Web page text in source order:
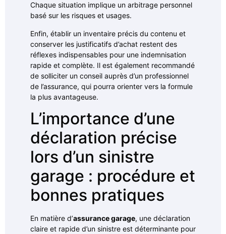
Chaque situation implique un arbitrage personnel
basé sur les risques et usages.
Enfin, établir un inventaire précis du contenu et
conserver les justificatifs d’achat restent des
réflexes indispensables pour une indemnisation
rapide et complète. Il est également recommandé
de solliciter un conseil auprès d’un professionnel
de l’assurance, qui pourra orienter vers la formule
la plus avantageuse.
L’importance d’une
déclaration précise
lors d’un sinistre
garage : procédure et
bonnes pratiques
En matière d’assurance garage, une déclaration
claire et rapide d’un sinistre est déterminante pour